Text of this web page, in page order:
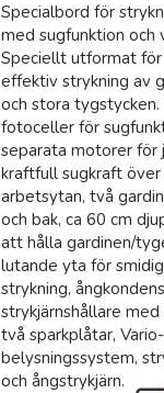
Specialbord för
med sugfunktion och
Speciellt utformat för
effektiv strykning av
och stora tygstycken.
fotoceller för
separata motorer för
kraftfull sugkraft över
arbetsytan, två
och bak, ca 60 cm
att hålla gardinen/
lutande yta för
strykning,
strykjärnshållare
två sparkplåtar,
belysningssystem,
och ångstrykjärn.